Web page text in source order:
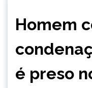
MINAS
NOTÍCIAS
Homem
é preso